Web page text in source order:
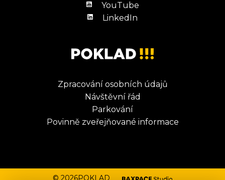
YouTube
LinkedIn
Zpracování osobních údajů
Návštěvní řád
Parkování
Povinně zveřejňované informace
© 2026POKLAD